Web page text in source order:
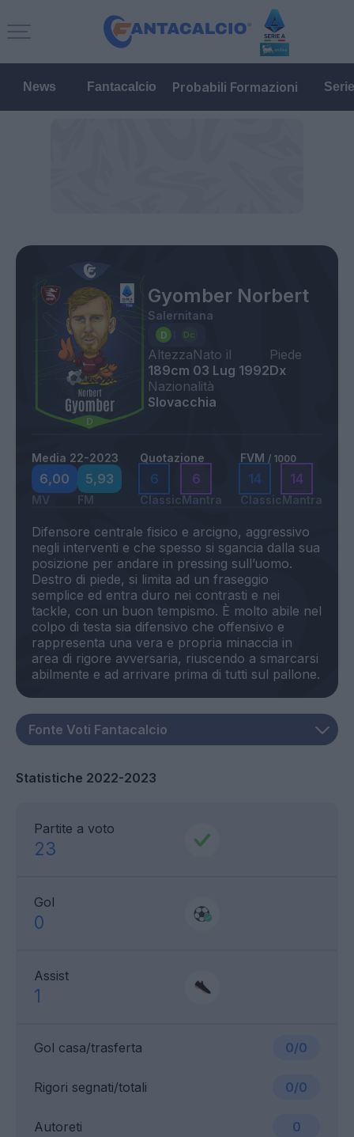
News Fantacalcio Probabili Formazioni
Gyomber Norbert
Salernitana
Altezza
189cm
Nato il
03 Lug 1992
Piede
Dx
Nazionalità
Slovacchia
Media 22-2023
6,00
MV
5,93
FM
Quotazione
6
Classic
6
Mantra
FVM / 1000
14
Classic
14
Mantra
Difensore centrale fisico e arcigno, aggressivo
negli interventi e che spesso si sgancia dalla sua
posizione per andare in pressing sull’uomo.
Destro di piede, si limita ad un fraseggio
semplice ed entra duro nei contrasti e nei
tackle, con un buon tempismo. È molto abile nel
colpo di testa sia difensivo che offensivo e
rappresenta una vera e propria minaccia in
area di rigore avversaria, riuscendo a smarcarsi
Statistiche 2022-2023
Partite a voto
23
Gol
0
Assist
1
Gol casa/trasferta 0/0
Rigori segnati/totali 0/0
Autoreti 0